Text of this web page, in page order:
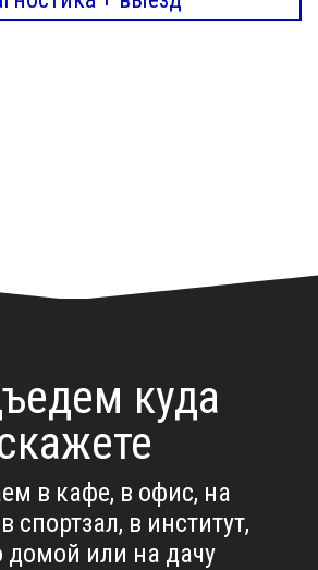
куда
в кафе, в офис, на
спортзал, в институт,
домой или на дачу